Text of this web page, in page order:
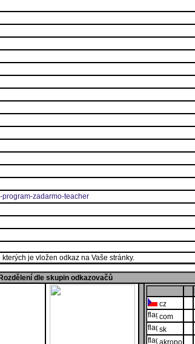
program-zadarmo-teacher
je vložen odkaz na Vaše stránky.
Rozdělení dle skupin odkazovačů
cz
com
sk
akropo